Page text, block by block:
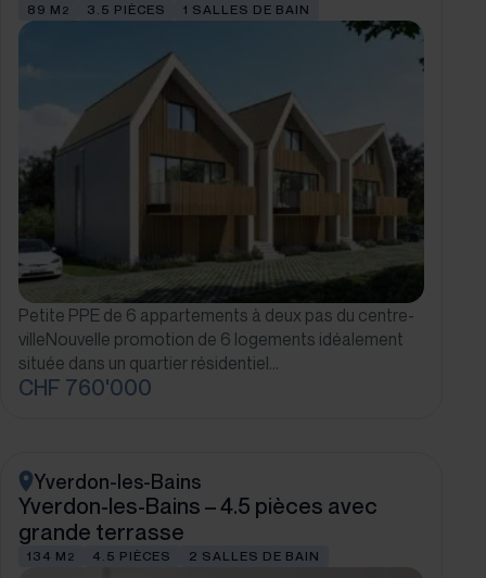
89 M 2 3.5 PIÈCES 1 SALLES DE BAIN
Petite PPE de 6 appartements à deux pas du centre-
villeNouvelle promotion de 6 logements idéalement
située dans un quartier résidentiel…
CHF 760'000
Yverdon-les-Bains
Yverdon-les-Bains – 4.5 pièces avec
grande terrasse
134 M 2 4.5 PIÈCES 2 SALLES DE BAIN